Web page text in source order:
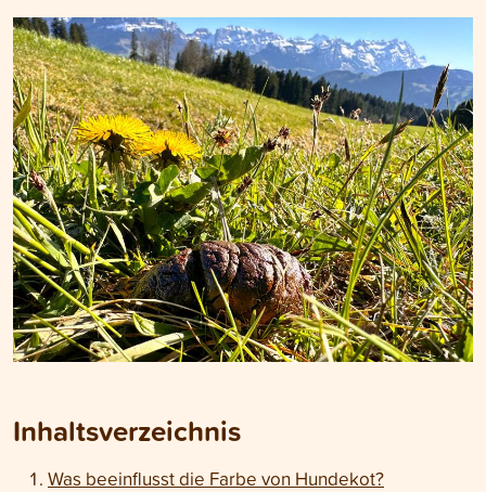
Inhaltsverzeichnis
Was beeinflusst die Farbe von Hundekot?